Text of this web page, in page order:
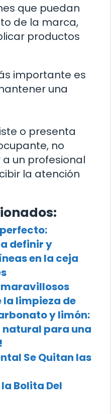
que puedan
de la marca,
productos
importante es
una
o presenta
no
un profesional
la atención
definir y
en la ceja
maravillosos
la limpieza de
y limón:
natural para una
Se Quitan las
Bolita Del